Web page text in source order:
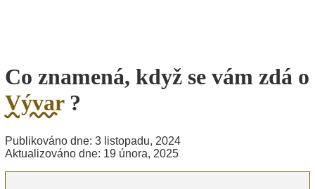
Co znamená, když se vám zdá o
Vývar?
Publikováno dne: 3 listopadu, 2024
Aktualizováno dne: 19 února, 2025